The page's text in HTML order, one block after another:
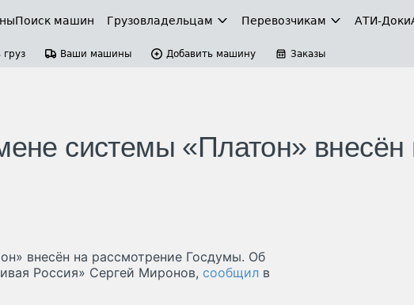
Поиск машин Грузовладельцам Перевозчикам АТИ-Доки
груз Ваши машины Добавить машину Заказы
системы «Платон» внесён
внесён на рассмотрение Госдумы. Об
Россия» Сергей Миронов, сообщил в